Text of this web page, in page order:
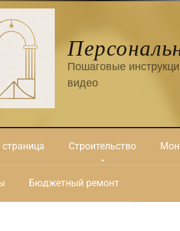
Пошаговые
видео
Строительство
Бюджетный ремонт